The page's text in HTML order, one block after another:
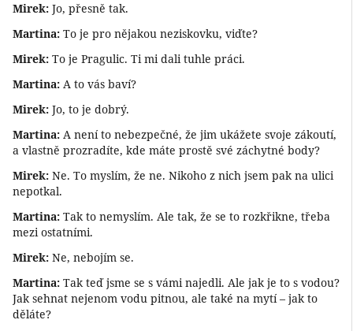
Mirek: Jo, přesně tak.
Martina: To je pro nějakou neziskovku, viďte?
Mirek: To je Pragulic. Ti mi dali tuhle práci.
Martina: A to vás baví?
Mirek: Jo, to je dobrý.
Martina: A není to nebezpečné, že jim ukážete svoje zákoutí,
a vlastně prozradíte, kde máte prostě své záchytné body?
Mirek: Ne. To myslím, že ne. Nikoho z nich jsem pak na ulici
nepotkal.
Martina: Tak to nemyslím. Ale tak, že se to rozkřikne, třeba
mezi ostatními.
Mirek: Ne, nebojím se.
Martina: Tak teď jsme se s vámi najedli. Ale jak je to s vodou?
Jak sehnat nejenom vodu pitnou, ale také na mytí – jak to
děláte?